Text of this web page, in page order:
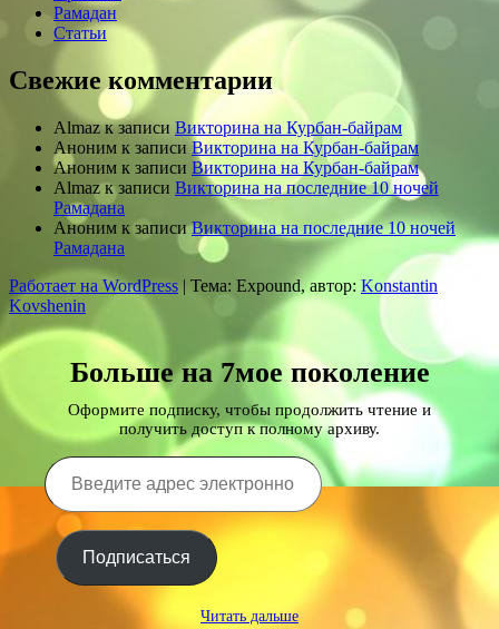
Рамадан
Статьи
Свежие комментарии
Almazк записи Викторина на Курбан-байрам
Аноним к записи Викторина на Курбан-байрам
Аноним к записи Викторина на Курбан-байрам
Almazк записи Викторина на последние 10 ночей
Рамадана
Аноним к записиВикторина на последние 10 ночей
Рамадана
Работает на WordPress | Тема: Expound, автор: Konstantin
Kovshenin
Больше на 7мое поколение
Оформите подписку, чтобы продолжить чтение и
получить доступ к полному архиву.
Введите
адрес
электронной
почты…
Подписаться
Читать дальше